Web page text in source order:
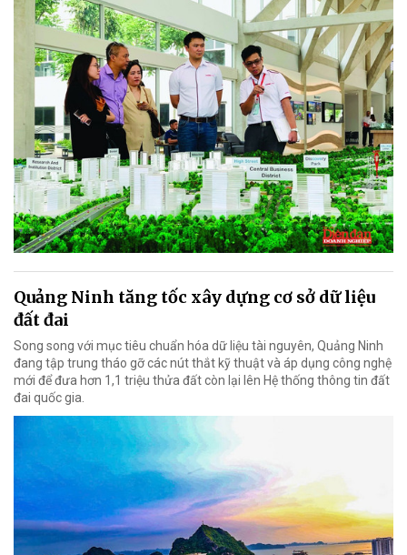
Quảng Ninh tăng tốc xây dựng cơ sở dữ liệu
đất đai
Song song với mục tiêu chuẩn hóa dữ liệu tài nguyên, Quảng Ninh
đang tập trung tháo gỡ các nút thắt kỹ thuật và áp dụng công nghệ
mới để đưa hơn 1,1 triệu thửa đất còn lại lên Hệ thống thông tin đất
đai quốc gia.